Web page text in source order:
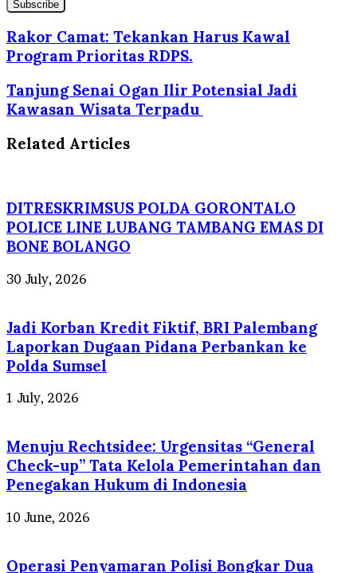
Email
address
Rakor Camat: Tekankan Harus Kawal
Program Prioritas RDPS.
Tanjung Senai Ogan Ilir Potensial Jadi
Kawasan Wisata Terpadu
Related Articles
DITRESKRIMSUS POLDA GORONTALO
POLICE LINE LUBANG TAMBANG EMAS DI
BONE BOLANGO
30 July, 2026
Jadi Korban Kredit Fiktif, BRI Palembang
Laporkan Dugaan Pidana Perbankan ke
Polda Sumsel
1 July, 2026
Menuju Rechtsidee: Urgensitas “General
Check-up” Tata Kelola Pemerintahan dan
Penegakan Hukum di Indonesia
10 June, 2026
Operasi Penyamaran Polisi Bongkar Dua